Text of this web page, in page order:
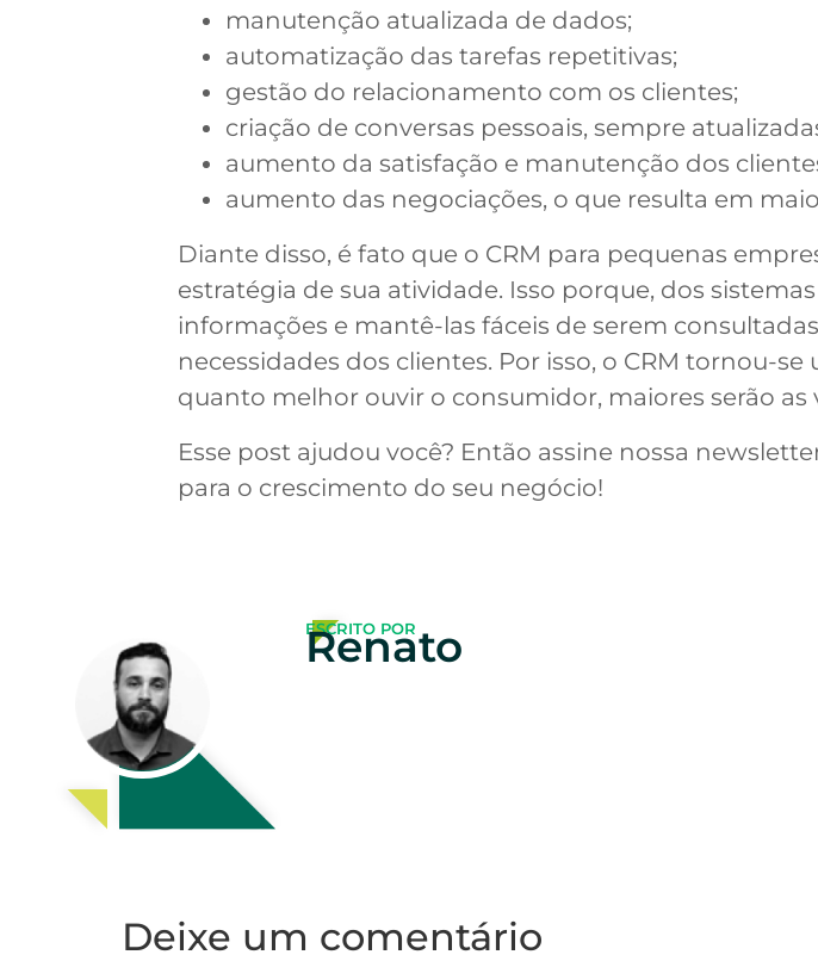
manutenção atualizada de dados;
automatização das tarefas repetitivas;
gestão do relacionamento com os clientes;
criação de conversas pessoais, sempre
aumento da satisfação e manutenção dos
aumento das negociações, o que resulta em
Diante disso, é fato que o CRM para pequenas
estratégia de sua atividade. Isso porque, dos
informações e mantê-las fáceis de serem
necessidades dos clientes. Por isso, o CRM tornou-
quanto melhor ouvir o consumidor, maiores serão as
Esse post ajudou você? Então assine nossa
para o crescimento do seu negócio!
ESCRITO POR
Renato
Deixe um comentário